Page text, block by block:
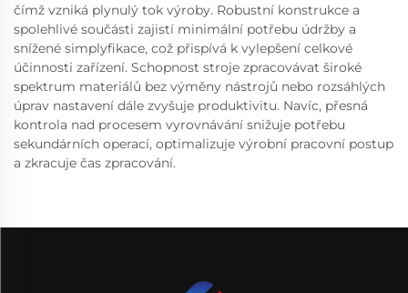
čímž vzniká plynulý tok výroby. Robustní konstrukce a
spolehlivé součásti zajistí minimální potřebu údržby a
snížené simplyfikace, což přispívá k vylepšení celkové
účinnosti zařízení. Schopnost stroje zpracovávat široké
spektrum materiálů bez výměny nástrojů nebo rozsáhlých
úprav nastavení dále zvyšuje produktivitu. Navíc, přesná
kontrola nad procesem vyrovnávání snižuje potřebu
sekundárních operací, optimalizuje výrobní pracovní postup
a zkracuje čas zpracování.